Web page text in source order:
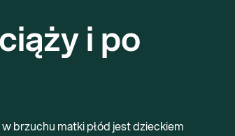
i po
brzuchu matki płód jest dzieckiem